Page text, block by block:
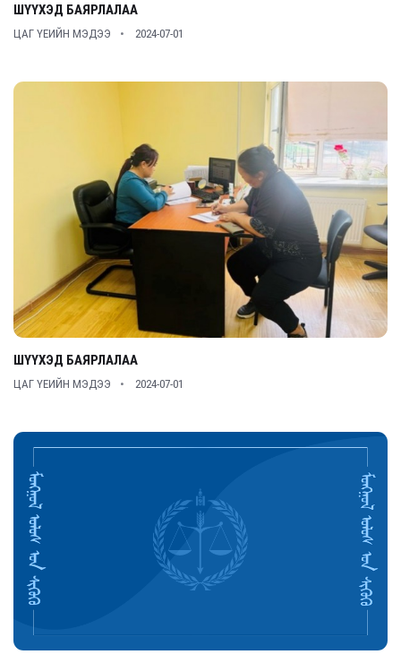
ШҮҮХЭД БАЯРЛАЛАА
ЦАГ ҮЕИЙН МЭДЭЭ 2024-07-01
ШҮҮХЭД БАЯРЛАЛАА
ЦАГ ҮЕИЙН МЭДЭЭ 2024-07-01